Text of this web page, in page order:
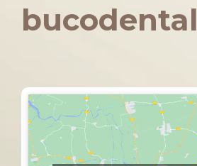
bucodental